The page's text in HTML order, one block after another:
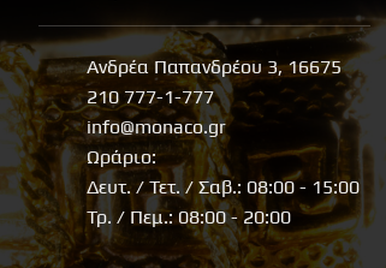
Ανδρέα Παπανδρέου 3, 16675
210 777-1-777
info@monaco.gr
Ωράριο:
Δευτ. / Τετ. / Σαβ.: 08:00 - 15:00
Τρ. / Πεμ.: 08:00 - 20:00